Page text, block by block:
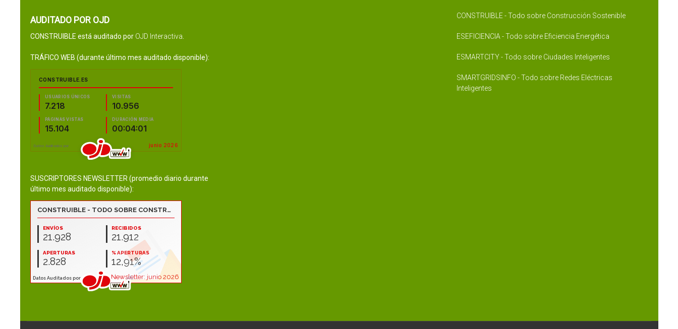
AUDITADO POR OJD
CONSTRUIBLE está auditado por OJD Interactiva
TRÁFICO WEB (durante último mes auditado disponible):
SUSCRIPTORES NEWSLETTER (promedio diario durante
último mes auditado disponible):
CONSTRUIBLE - Todo sobre Construcción Sostenible
ESEFICIENCIA - Todo sobre Eficiencia Energética
ESMARTCITY - Todo sobre Ciudades Inteligentes
SMARTGRIDSINFO - Todo sobre Redes Eléctricas
Inteligentes